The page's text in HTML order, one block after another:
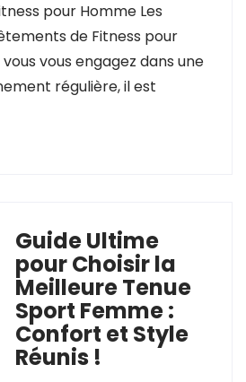
pour Homme Les
de Fitness pour
vous engagez dans une
régulière, il est
Guide Ultime
pour Choisir la
Meilleure Tenue
Sport Femme :
Confort et Style
Réunis !